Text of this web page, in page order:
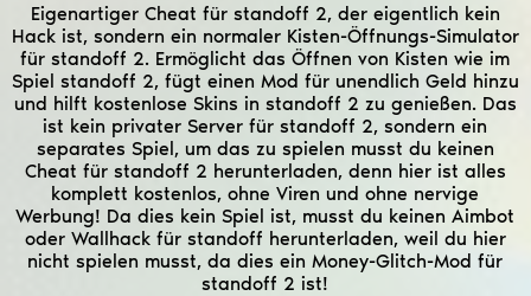
Eigenartiger Cheat für standoff 2, der eigentlich kein
Hack ist, sondern ein normaler Kisten-Öffnungs-Simulator
für standoff 2. Ermöglicht das Öffnen von Kisten wie im
Spiel standoff 2, fügt einen Mod für unendlich Geld hinzu
und hilft kostenlose Skins in standoff 2 zu genießen. Das
ist kein privater Server für standoff 2, sondern ein
separates Spiel, um das zu spielen musst du keinen
Cheat für standoff 2 herunterladen, denn hier ist alles
komplett kostenlos, ohne Viren und ohne nervige
Werbung! Da dies kein Spiel ist, musst du keinen Aimbot
oder Wallhack für standoff herunterladen, weil du hier
nicht spielen musst, da dies ein Money-Glitch-Mod für
standoff 2 ist!